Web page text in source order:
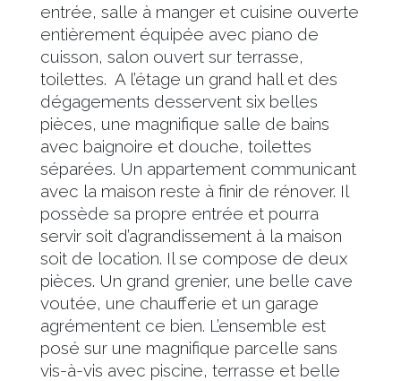
entrée, salle à manger et cuisine ouverte
entièrement équipée avec piano de
cuisson, salon ouvert sur terrasse,
toilettes. A l’étage un grand hall et des
dégagements desservent six belles
pièces, une magnifique salle de bains
avec baignoire et douche, toilettes
séparées. Un appartement communicant
avec la maison reste à finir de rénover. Il
possède sa propre entrée et pourra
servir soit d’agrandissement à la maison
soit de location. Il se compose de deux
pièces. Un grand grenier, une belle cave
voutée, une chaufferie et un garage
agrémentent ce bien. L’ensemble est
posé sur une magnifique parcelle sans
vis-à-vis avec piscine, terrasse et belle